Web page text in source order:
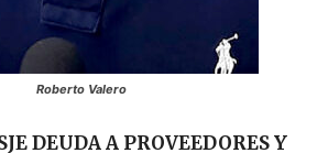
Roberto Valero
DEUDA A PROVEEDORES Y